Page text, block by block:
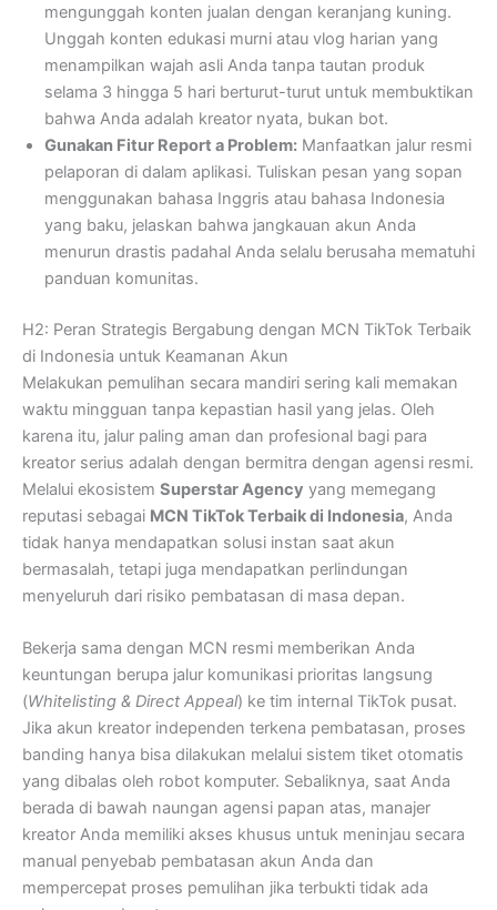
mengunggah konten jualan dengan keranjang kuning.
Unggah konten edukasi murni atau vlog harian yang
menampilkan wajah asli Anda tanpa tautan produk
selama 3 hingga 5 hari berturut-turut untuk membuktikan
bahwa Anda adalah kreator nyata, bukan bot.
Gunakan Fitur Report a Problem: Manfaatkan jalur resmi
pelaporan di dalam aplikasi. Tuliskan pesan yang sopan
menggunakan bahasa Inggris atau bahasa Indonesia
yang baku, jelaskan bahwa jangkauan akun Anda
menurun drastis padahal Anda selalu berusaha mematuhi
panduan komunitas.
H2: Peran Strategis Bergabung dengan MCN TikTok Terbaik
di Indonesia untuk Keamanan Akun
Melakukan pemulihan secara mandiri sering kali memakan
waktu mingguan tanpa kepastian hasil yang jelas. Oleh
karena itu, jalur paling aman dan profesional bagi para
kreator serius adalah dengan bermitra dengan agensi resmi.
Melalui ekosistem Superstar Agency yang memegang
reputasi sebagai MCN TikTok Terbaik di Indonesia, Anda
tidak hanya mendapatkan solusi instan saat akun
bermasalah, tetapi juga mendapatkan perlindungan
menyeluruh dari risiko pembatasan di masa depan.
Bekerja sama dengan MCN resmi memberikan Anda
keuntungan berupa jalur komunikasi prioritas langsung
(Whitelisting & Direct Appeal) ke tim internal TikTok pusat.
Jika akun kreator independen terkena pembatasan, proses
banding hanya bisa dilakukan melalui sistem tiket otomatis
yang dibalas oleh robot komputer. Sebaliknya, saat Anda
berada di bawah naungan agensi papan atas, manajer
kreator Anda memiliki akses khusus untuk meninjau secara
manual penyebab pembatasan akun Anda dan
mempercepat proses pemulihan jika terbukti tidak ada